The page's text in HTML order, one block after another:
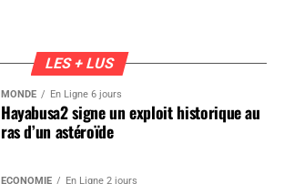
LES + LUS
MONDE En Ligne 6 jours
Hayabusa2 signe un exploit historique au
ras d’un astéroïde
ÉCONOMIE En Ligne 2 jours